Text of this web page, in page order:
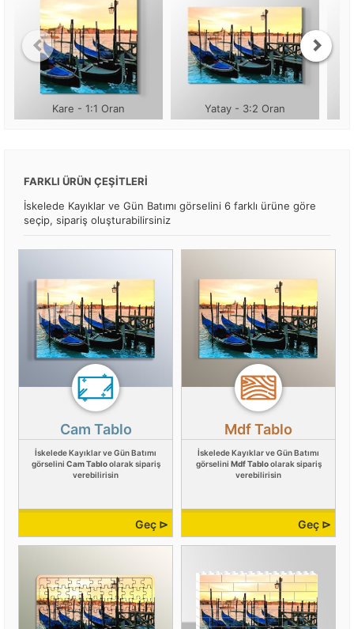
Kare - 1:1 Oran Yatay - 3:2 Oran
FARKLI ÜRÜN ÇEŞİTLERİ
İskelede Kayıklar ve Gün Batımı görselini 6 farklı ürüne göre
seçip, sipariş oluşturabilirsiniz
Cam Tablo
İskelede Kayıklar ve Gün Batımı
görselini Cam Tabloolarak sipariş
verebilirisin
Geç ⊳
Mdf Tablo
İskelede Kayıklar ve Gün Batımı
görselini Mdf Tabloolarak sipariş
verebilirisin
Geç ⊳